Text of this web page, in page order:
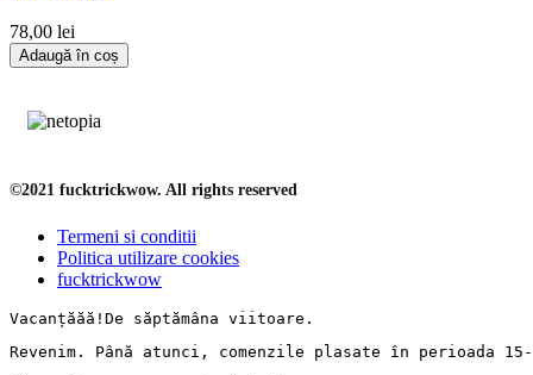
78,00 lei
Adaugă în coș
©2021 fucktrickwow. All rights reserved
Termeni si conditii
Politica utilizare cookies
fucktrickwow
Vacanțăăă!De săptămâna viitoare.
Revenim. Până atunci, comenzile plasate în perioada